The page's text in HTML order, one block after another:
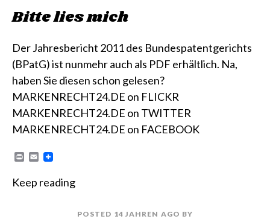
Bitte lies mich
Der Jahresbericht 2011 des Bundespatentgerichts
(BPatG) ist nunmehr auch als PDF erhältlich. Na,
haben Sie diesen schon gelesen?
MARKENRECHT24.DE on FLICKR
MARKENRECHT24.DE on TWITTER
MARKENRECHT24.DE on FACEBOOK
n
E
i
Keep reading
POSTED 14 JAHREN AGO BY